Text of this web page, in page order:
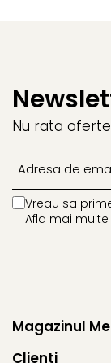
Nu rata
Vreau sa
Afla mai multe
Magazinul
Clienti